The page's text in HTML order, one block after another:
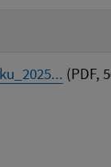
(PDF,